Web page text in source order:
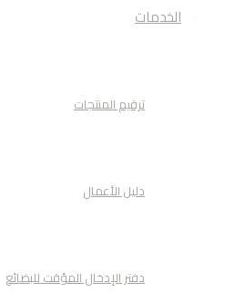
الخدمات
ترقيم المنتجات
دليل الأعمال
دفتر الإدخال المؤقت للبضائع